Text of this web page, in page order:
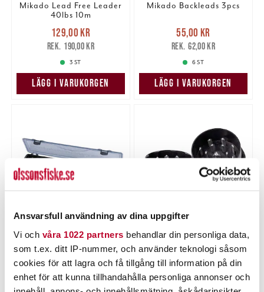
Ansvarsfull användning av dina uppgifter
Vi och våra 1022 partners behandlar din personliga data,
som t.ex. ditt IP-nummer, och använder teknologi såsom
cookies för att lagra och få tillgång till information på din
enhet för att kunna tillhandahålla personliga annonser och
Mikado Lead Free Leader
40lbs 10m
Nuvarande pris
129,00 krTidigare pris
190,00 kr
129,00 kr
190,00 kr
3 ST
LÄGG I VARUKORGEN
Mikado Backleads 3pcs
Nuvarande pris
55,00 krTidigare pris
62,00 kr
55,00 kr
62,00 kr
6 ST
LÄGG I VARUKORGEN
MIKADO
Mikado Rig Box
Nuvarande pris:
75,00 krTidigare pris:
100,00 kr
75,00 kr
MIKADO
Mikado Grinder Metal Bait
Crusher
Nuvarande pris:
329,00 krTidigare pris:
380,00 kr
329,00 kr